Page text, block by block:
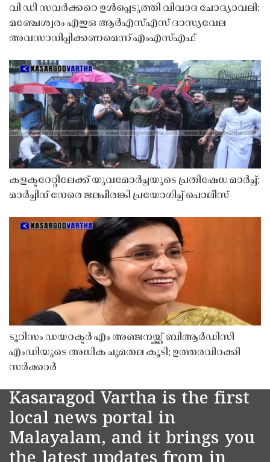
വി ഡി സവർക്കറെ ഉൾപ്പെടുത്തി വിവാദ ചോദ്യാവലി;
മഞ്ചേശ്വരം എഇഒ ആർഎസ്എസ് ദാസ്യവേല
അവസാനിപ്പിക്കണമെന്ന് എംഎസ്എഫ്
കളക്ടറേറ്റിലേക്ക് യുവമോർച്ചയുടെ പ്രതിഷേധ മാർച്ച്;
മാർച്ചിന് നേരെ ജലപീരങ്കി പ്രയോഗിച്ച് പൊലീസ്
ടൂറിസം ഡയറക്ടർ എം അഞ്ജനയ്ക്ക് ബിആർഡിസി
എംഡിയുടെ അധിക ചുമതല കൂടി; ഉത്തരവിറക്കി
സർക്കാർ
Kasaragod Vartha is the first
local news portal in
Malayalam, and it brings you